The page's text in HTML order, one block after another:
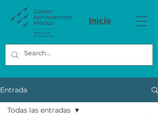
Inicio
Entrada
Todas las entradas